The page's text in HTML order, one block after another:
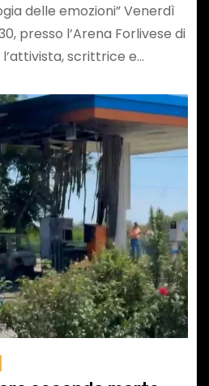
delle emozioni” Venerdì
presso l’Arena Forlivese di
l’attivista, scrittrice e…